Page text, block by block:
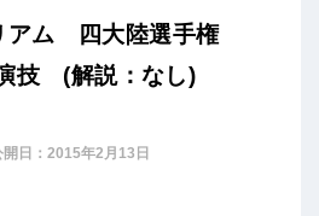
アム 四大陸選手権
技 (解説：なし)
日： 2015年2月13日